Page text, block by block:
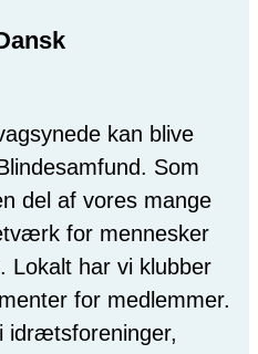
kan blive
Som
del af vores mange
for mennesker
Lokalt har vi klubber
for medlemmer.
idrætsforeninger,